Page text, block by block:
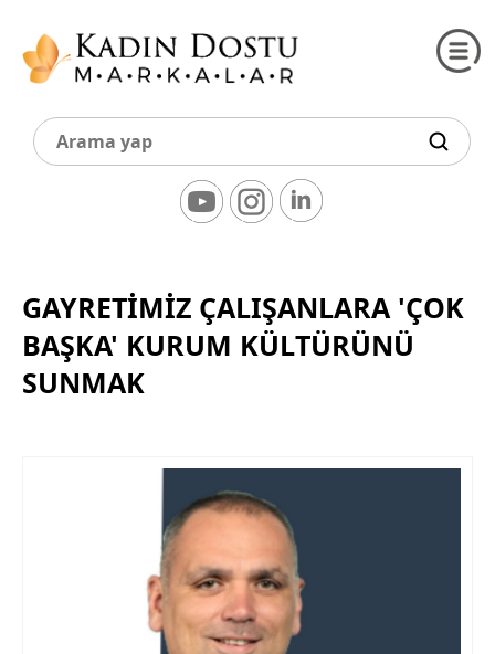
GAYRETİMİZ ÇALIŞANLARA 'ÇOK
BAŞKA' KURUM KÜLTÜRÜNÜ
SUNMAK